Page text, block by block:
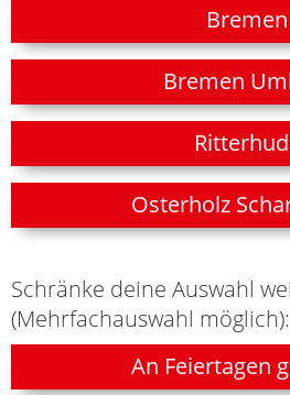
Bremen
Bremen
Osterholz
Schränke deine Auswahl
(Mehrfachauswahl möglich):
An Feiertagen